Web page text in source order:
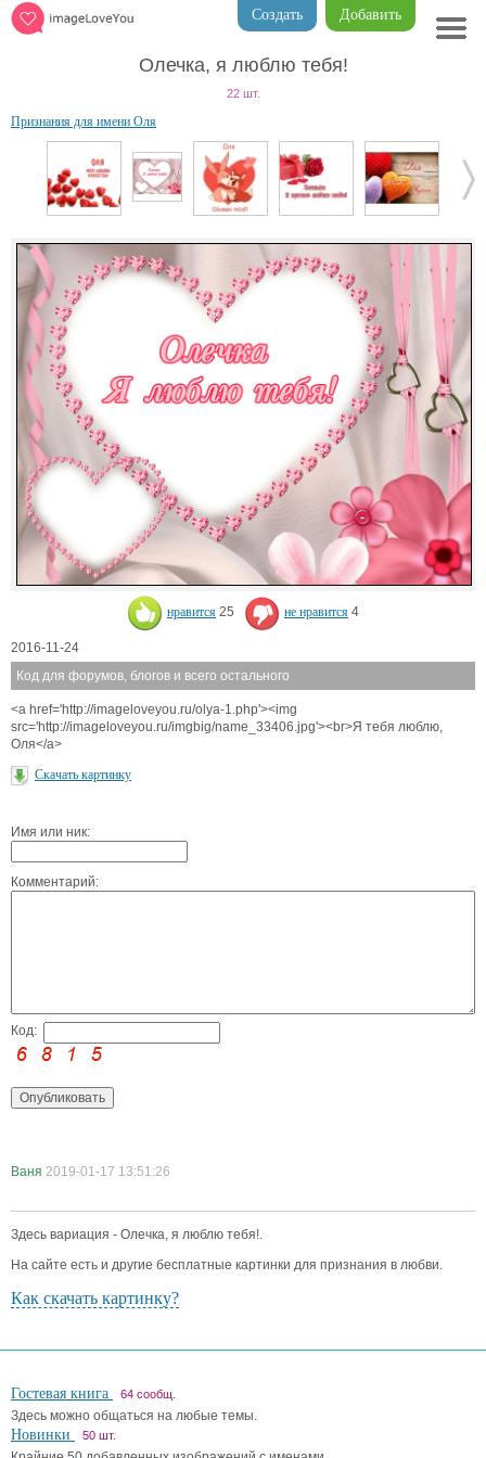
Добавить
Создать
Олечка, я люблю тебя!
22 шт.
Признания для имени Оля
нравится 25 не нравится 4
2016-11-24
Код для форумов, блогов и всего остального
<a href='http://imageloveyou.ru/olya-1.php'><img
src='http://imageloveyou.ru/imgbig/name_33406.jpg'><br>Я тебя люблю,
Оля</a>
Скачать картинку
Имя или ник:
Комментарий:
Код:
Ваня 2019-01-17 13:51:26
Здесь вариация - Олечка, я люблю тебя!.
На сайте есть и другие бесплатные картинки для признания в любви.
Как скачать картинку?
Гостевая книга 64 сообщ.
Здесь можно общаться на любые темы.
Новинки 50 шт.